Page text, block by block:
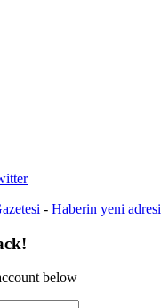
- Haberin yeni adresi
below